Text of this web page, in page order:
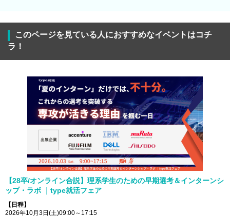
このページを見ている人におすすめなイベントはコチ
ラ！
【28卒/オンライン合説】理系学生のための早期選考＆インターンシ
ップ・ラボ ｜type就活フェア
【日程】
2026年10月3日(土)09:00～17:15